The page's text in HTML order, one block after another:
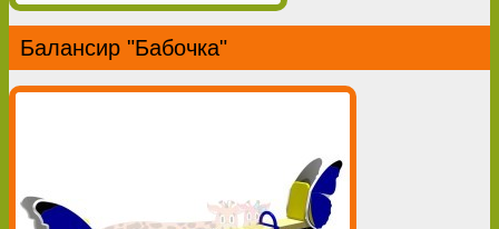
Балансир "Бабочка"